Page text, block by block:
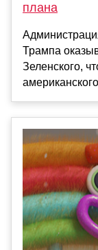
плана
Трампа
Зеленского,